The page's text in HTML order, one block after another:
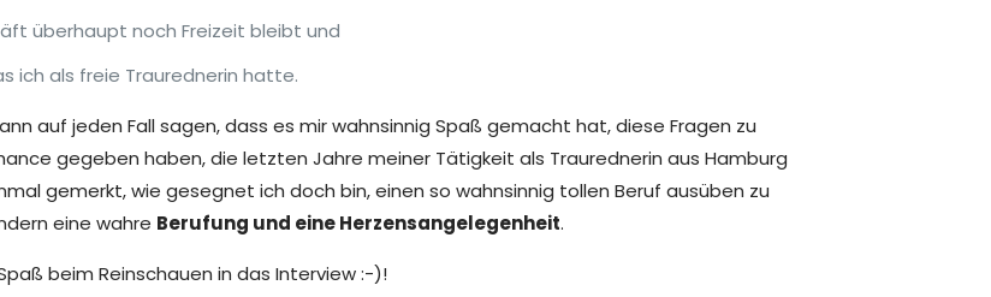
überhaupt noch Freizeit bleibt und
ich als freie Traurednerin hatte.
auf jeden Fall sagen, dass es mir wahnsinnig Spaß gemacht hat, diese Fragen zu
gegeben haben, die letzten Jahre meiner Tätigkeit als Traurednerin aus Hamburg
gemerkt, wie gesegnet ich doch bin, einen so wahnsinnig tollen Beruf ausüben zu
eine wahre Berufung und eine Herzensangelegenheit.
beim Reinschauen in das Interview :-)!